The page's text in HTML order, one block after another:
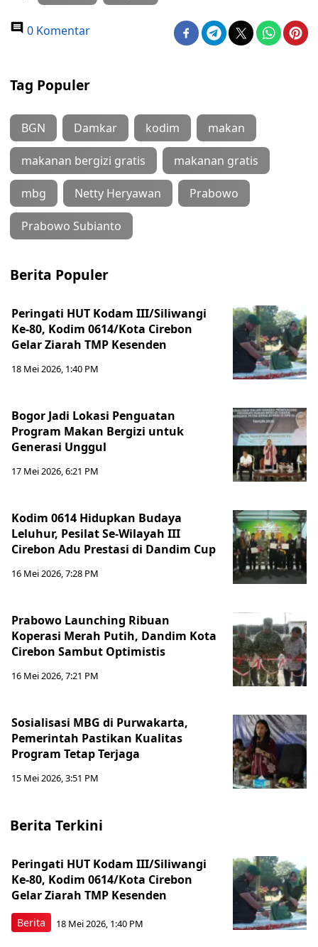
0 Komentar
Tag Populer
BGN Damkar kodim makan
makanan bergizi gratis makanan gratis
mbg Netty Heryawan Prabowo
Prabowo Subianto
Berita Populer
Peringati HUT Kodam III/Siliwangi
Ke-80, Kodim 0614/Kota Cirebon
Gelar Ziarah TMP Kesenden
18 Mei 2026, 1:40 PM
Bogor Jadi Lokasi Penguatan
Program Makan Bergizi untuk
Generasi Unggul
17 Mei 2026, 6:21 PM
Kodim 0614 Hidupkan Budaya
Leluhur, Pesilat Se-Wilayah III
Cirebon Adu Prestasi di Dandim Cup
16 Mei 2026, 7:28 PM
Prabowo Launching Ribuan
Koperasi Merah Putih, Dandim Kota
Cirebon Sambut Optimistis
16 Mei 2026, 7:21 PM
Sosialisasi MBG di Purwakarta,
Pemerintah Pastikan Kualitas
Program Tetap Terjaga
15 Mei 2026, 3:51 PM
Berita Terkini
Berita
Peringati HUT Kodam III/Siliwangi
Ke-80, Kodim 0614/Kota Cirebon
Gelar Ziarah TMP Kesenden
18 Mei 2026, 1:40 PM